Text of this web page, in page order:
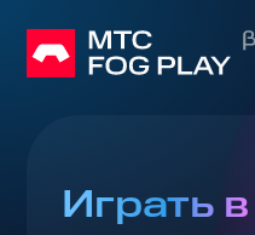
Играть